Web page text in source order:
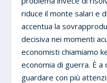
riduce il monte salari e
accentua la
decisiva nei momenti
economisti chiamiamo
economia di guerra. È
guardare con più